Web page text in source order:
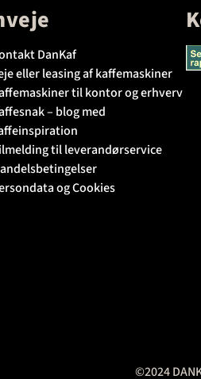
DanKaf
eller leasing af kaffemaskiner
til kontor og erhverv
– blog med
til leverandørservice
og Cookies
©2024